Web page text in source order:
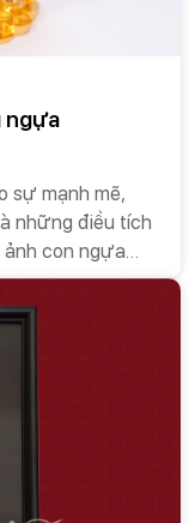
ngựa
sự mạnh mẽ,
những điều tích
con ngựa
phú và được văn
cực.